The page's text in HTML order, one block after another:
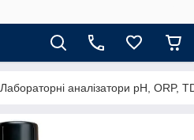
Лабораторні аналізатори pH, ORP,